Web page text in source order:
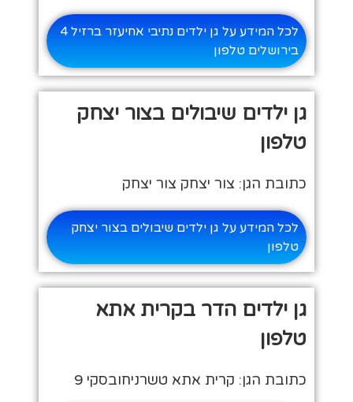
לכל המידע על גן ילדים נתיבי אחיעזר ברזיל 4
בירושלים טלפון
גן ילדים שיבולים בצור יצחק
טלפון
כתובת הגן: צור יצחק צור יצחק
לכל המידע על גן ילדים שיבולים בצור יצחק
טלפון
גן ילדים הדר בקרית אתא
טלפון
כתובת הגן: קרית אתא טשרניחובסקי 9